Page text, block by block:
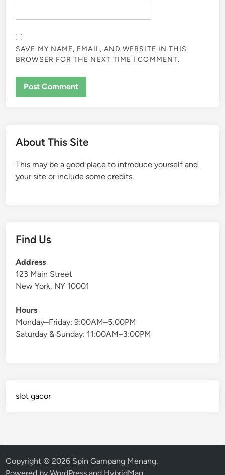
SAVE MY NAME, EMAIL, AND WEBSITE IN THIS
BROWSER FOR THE NEXT TIME I COMMENT.
About This Site
This may be a good place to introduce yourself and
your site or include some credits.
Find Us
Address
123 Main Street
New York, NY 10001
Hours
Monday–Friday: 9:00AM–5:00PM
Saturday & Sunday: 11:00AM–3:00PM
slot gacor
Copyright © 2026 Spin Gampang Menang.